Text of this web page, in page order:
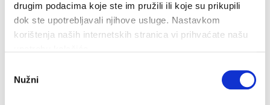
drugim podacima koje ste im pružili ili koje su prikupili
dok ste upotrebljavali njihove usluge. Nastavkom
korištenja naših internetskih stranica vi prihvaćate našu
pristanka
Nužni